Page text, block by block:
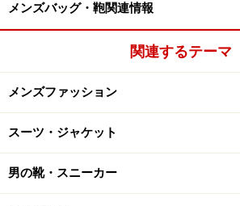
メンズバッグ・鞄関連情報
関連するテーマ
メンズファッション
スーツ・ジャケット
男の靴・スニーカー